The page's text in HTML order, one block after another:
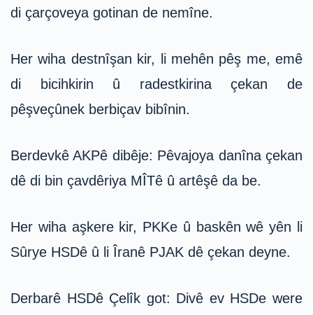
di çarçoveya gotinan de nemîne.
Her wiha destnîşan kir, li mehên pêş me, emê
di bicihkirin û radestkirina çekan de
pêşveçûnek berbiçav bibînin.
Berdevkê AKPê dibêje: Pêvajoya danîna çekan
dê di bin çavdêriya MÎTê û artêşê da be.
Her wiha aşkere kir, PKKe û baskên wê yên li
Sûrye HSDê û li Îranê PJAK dê çekan deyne.
Derbarê HSDê Çelîk got: Divê ev HSDe were